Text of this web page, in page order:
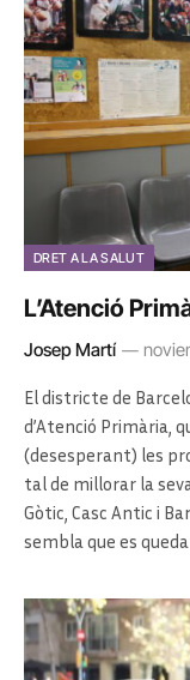
DRET A LA SALUT
L’Atenció
Josep Martí
El districte de
d’Atenció Primària,
(desesperant) les
tal de millorar la
Gòtic, Casc Antic i
sembla que es